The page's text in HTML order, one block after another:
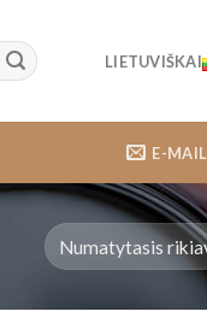
LIETUVIŠKAI
E-MAIL